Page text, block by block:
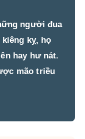
người đua
kỵ, họ
hay hư nát.
mão triều